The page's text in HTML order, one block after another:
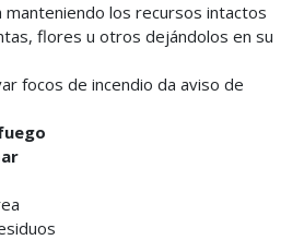
manteniendo los recursos intactos
flores u otros dejándolos en su
focos de incendio da aviso de